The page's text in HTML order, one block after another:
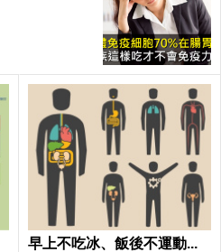
早上不吃冰、飯後不運動...